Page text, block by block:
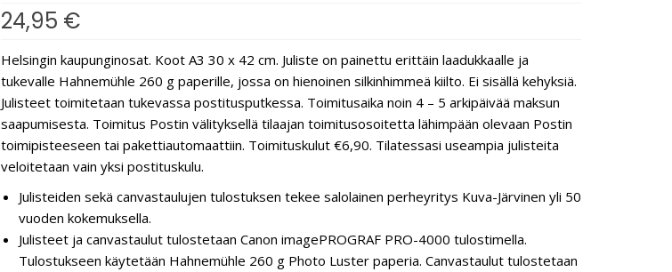
24,95 €
Helsingin kaupunginosat. Koot A3 30 x 42 cm. Juliste on painettu erittäin laadukkaalle ja
tukevalle Hahnemühle 260 g paperille, jossa on hienoinen silkinhimmeä kiilto. Ei sisällä kehyksiä.
Julisteet toimitetaan tukevassa postitusputkessa. Toimitusaika noin 4 – 5 arkipäivää maksun
saapumisesta. Toimitus Postin välityksellä tilaajan toimitusosoitetta lähimpään olevaan Postin
toimipisteeseen tai pakettiautomaattiin. Toimituskulut €6,90. Tilatessasi useampia julisteita
veloitetaan vain yksi postituskulu.
Julisteiden sekä canvastaulujen tulostuksen tekee salolainen perheyritys Kuva-Järvinen yli 50
vuoden kokemuksella.
Julisteet ja canvastaulut tulostetaan Canon imagePROGRAF PRO-4000 tulostimella.
Tulostukseen käytetään Hahnemühle 260 g Photo Luster paperia. Canvastaulut tulostetaan